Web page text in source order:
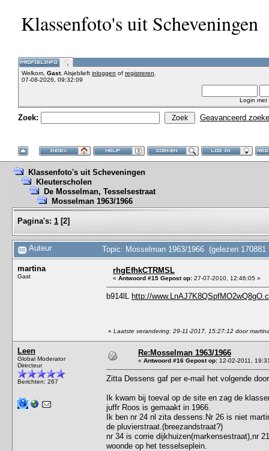
Klassenfoto's uit Scheveningen
Welkom, Gast. Alsjeblieft inloggen of registreren
07-08-2026, 09:32:09
Login met
Zoek: Geavanceerd
Klassenfoto's uit Scheveningen
Kleuterscholen
De Mosselman, Tesselsestraat
Mosselman 1963/1966
Pagina's: 1 [2]
Auteur Topic: Mosselman 1963/1966 (gelezen 170881
martina
Gast
rhgEfhkCTRMSL
« Antwoord #15 Gepost op: 27-07-2010, 12:46:05 »
b914lL http://
« Laatste verandering: 29-11-2017, 15:27:12 door
Leen
Global Moderator
Directeur
Berichten: 267
Re:Mosselman 1963/1966
« Antwoord #16 Gepost op: 12-02-2011,
Zitta Dessens gaf per e-mail het volgende
Ik kwam bij toeval op de site en zag de
juffr Roos is gemaakt in 1966.
Ik ben nr 24 nl zita dessens.Nr 26 is niet
de pluvierstraat.(breezandstraat?)
nr 34 is corrie dijkhuizen(markensestraat),nr
woonde op het tesselseplein.